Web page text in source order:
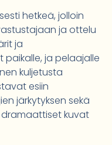
hetkeä, jolloin
ja ottelu
ja
ja pelaajalle
kuljetusta
esiin
järkytyksen sekä
dramaattiset kuvat